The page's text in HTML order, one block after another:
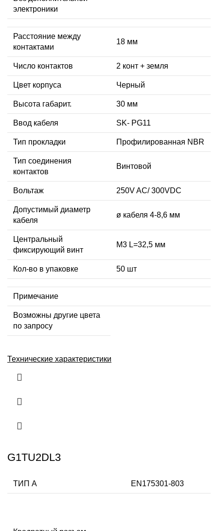
электроники
Расстояние между
контактами
18 мм
Число контактов 2 конт + земля
Цвет корпуса Черный
Высота габарит. 30 мм
Ввод кабеля SK- PG11
Тип прокладки Профилированная NBR
Тип соединения
контактов
Винтовой
Вольтаж 250V AC/ 300VDC
Допустимый диаметр
кабеля
ø кабеля 4-8,6 мм
Центральный
фиксирующий винт
М3 L=32,5 мм
Кол-во в упаковке 50 шт
Примечание
Возможны другие цвета
по запросу
Технические характеристики
G1TU2DL3
ТИП А EN175301-803